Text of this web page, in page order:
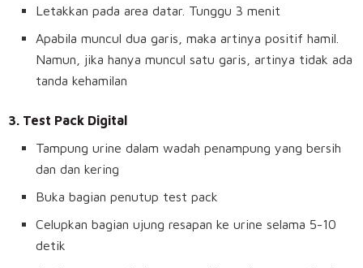
Letakkan pada area datar. Tunggu 3 menit
Apabila muncul dua garis, maka artinya positif hamil.
Namun, jika hanya muncul satu garis, artinya tidak ada
tanda kehamilan
3. Test Pack Digital
Tampung urine dalam wadah penampung yang bersih
dan dan kering
Buka bagian penutup test pack
Celupkan bagian ujung resapan ke urine selama 5-10
detik